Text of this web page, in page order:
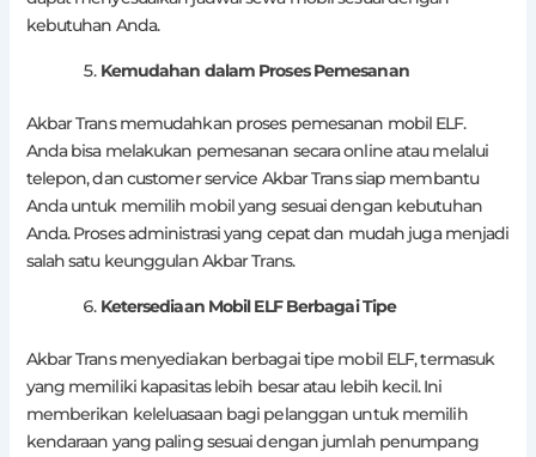
kebutuhan Anda.
Kemudahan dalam Proses Pemesanan
Akbar Trans memudahkan proses pemesanan mobil ELF.
Anda bisa melakukan pemesanan secara online atau melalui
telepon, dan customer service Akbar Trans siap membantu
Anda untuk memilih mobil yang sesuai dengan kebutuhan
Anda. Proses administrasi yang cepat dan mudah juga menjadi
salah satu keunggulan Akbar Trans.
Ketersediaan Mobil ELF Berbagai Tipe
Akbar Trans menyediakan berbagai tipe mobil ELF, termasuk
yang memiliki kapasitas lebih besar atau lebih kecil. Ini
memberikan keleluasaan bagi pelanggan untuk memilih
kendaraan yang paling sesuai dengan jumlah penumpang